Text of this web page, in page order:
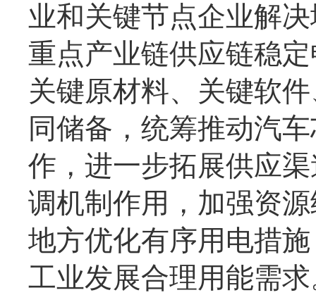
业和关键节点企业解
重点产业链供应链稳
关键原材料、关键软
同储备，统筹推动汽
作，进一步拓展供应
调机制作用，加强资
地方优化有序用电措
工业发展合理用能需